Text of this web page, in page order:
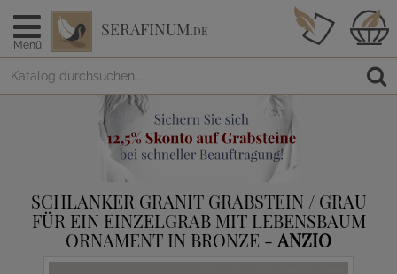
Menü
SERAFINUM.DE
SCHLANKER GRANIT GRABSTEIN / GRAU
FÜR EIN EINZELGRAB MIT LEBENSBAUM
ORNAMENT IN BRONZE - ANZIO